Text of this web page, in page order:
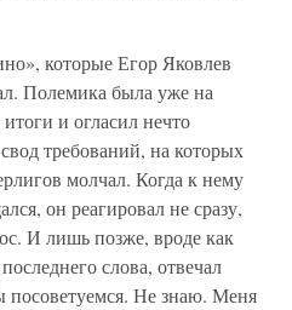
которые Егор Яковлев
Полемика была уже на
и огласил нечто
требований, на которых
молчал. Когда к нему
он реагировал не сразу,
И лишь позже, вроде как
слова, отвечал
посоветуемся. Не знаю. Меня